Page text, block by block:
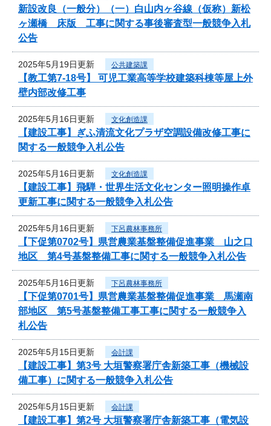
新設改良（一般分）（一）白山内ヶ谷線（仮称）新松
ヶ瀬橋 床版 工事に関する事後審査型一般競争入札
公告
2025年5月19日更新 公共建築課
【教工第7-18号】 可児工業高等学校建築科棟等屋上外
壁内部改修工事
2025年5月16日更新 文化創造課
【建設工事】ぎふ清流文化プラザ空調設備改修工事に
関する一般競争入札公告
2025年5月16日更新 文化創造課
【建設工事】飛騨・世界生活文化センター照明操作卓
更新工事に関する一般競争入札公告
2025年5月16日更新 下呂農林事務所
【下促第0702号】県営農業基盤整備促進事業 山之口
地区 第4号基盤整備工事に関する一般競争入札公告
2025年5月16日更新 下呂農林事務所
【下促第0701号】県営農業基盤整備促進事業 馬瀬南
部地区 第5号基盤整備工事工事に関する一般競争入
札公告
2025年5月15日更新 会計課
【建設工事】第3号 大垣警察署庁舎新築工事（機械設
備工事）に関する一般競争入札公告
2025年5月15日更新 会計課
【建設工事】第2号 大垣警察署庁舎新築工事（電気設